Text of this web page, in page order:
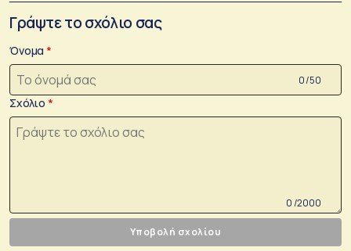
Γράψτε το σχόλιο σας
Όνομα
0 /50
Σχόλιο
0 /2000
Υποβολή σχολίου